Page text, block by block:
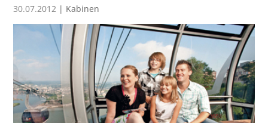
30.07.2012 | Kabinen